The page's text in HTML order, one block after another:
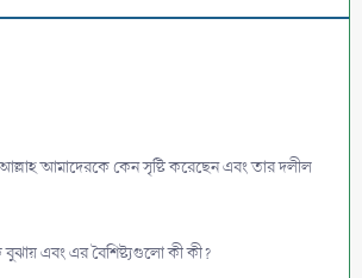
আল্লাহ আমাদেরকে কেন সৃষ্টি করেছেন এবং তার দলীল
এবং এর বৈশিষ্ট্যগুলো কী কী?